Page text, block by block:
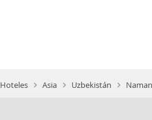
Hoteles Asia Uzbekistán